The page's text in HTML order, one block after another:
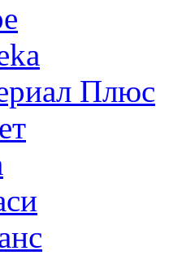
Плюс